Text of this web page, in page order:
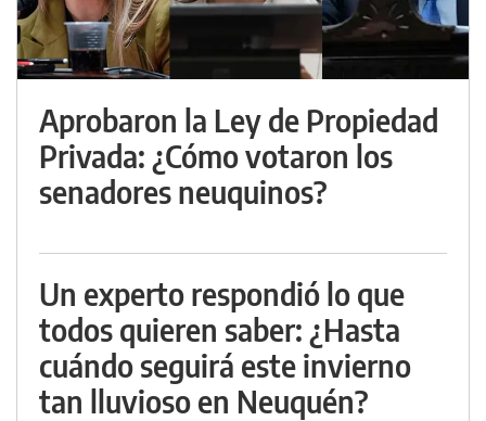
Aprobaron la Ley de Propiedad
Privada: ¿Cómo votaron los
senadores neuquinos?
Un experto respondió lo que
todos quieren saber: ¿Hasta
cuándo seguirá este invierno
tan lluvioso en Neuquén?